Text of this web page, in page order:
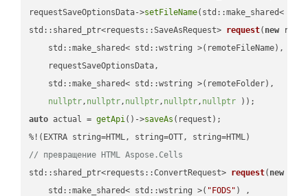
requestSaveOptionsData->setFileName(std::make_shared<
std::shared_ptr<requests::SaveAsRequest> request( new
    std::make_shared< std::wstring >(remoteFileName),
    requestSaveOptionsData,
    std::make_shared< std::wstring >(remoteFolder),
nullptr, nullptr, nullptr, nullptr, nullptr ))
auto actual = getApi()->saveAs (request);
// превращение HTML Aspose.Cells
std::shared_ptr<requests::ConvertRequest> request( new
    std::make_shared< std::wstring >(
"FODS" ) ,